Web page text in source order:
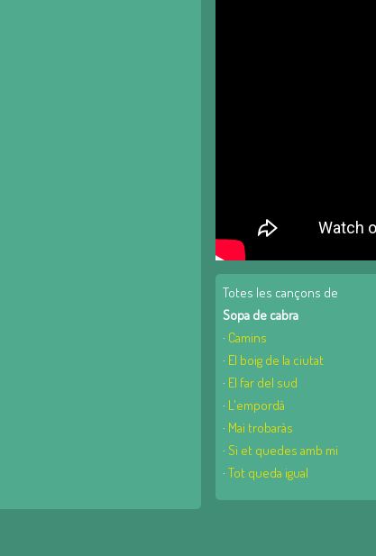
Totes les cançons de
Sopa de cabra
· Camins
· El boig de la ciutat
· El far del sud
· L'empordà
· Mai trobaràs
· Si et quedes amb mi
· Tot queda igual